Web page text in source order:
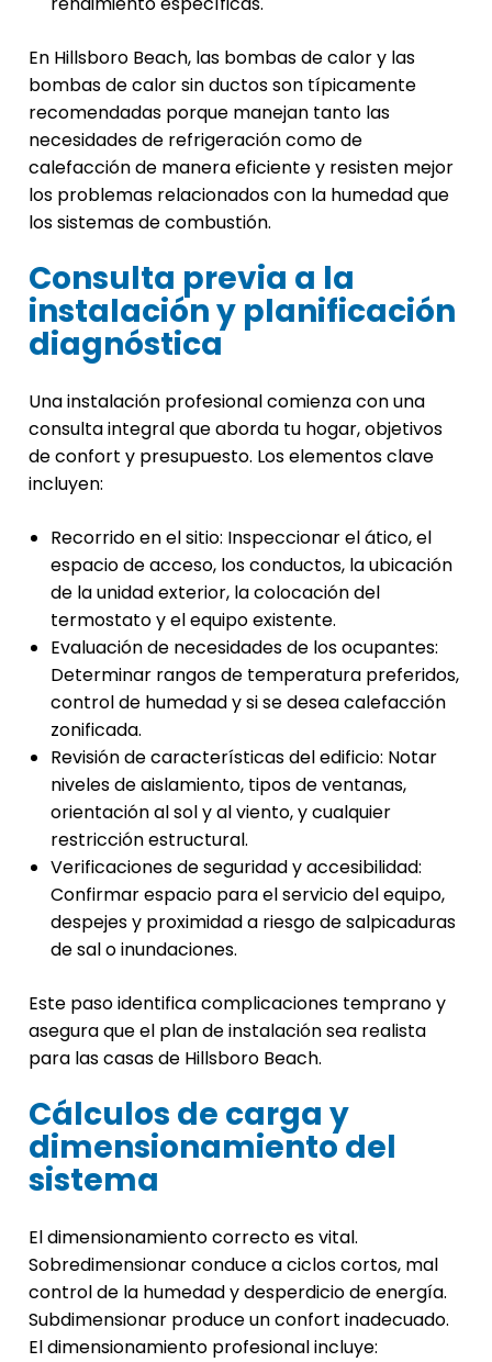
En Hillsboro Beach, las bombas de calor y las
bombas de calor sin ductos son típicamente
recomendadas porque manejan tanto las
necesidades de refrigeración como de
calefacción de manera eficiente y resisten mejor
los problemas relacionados con la humedad que
los sistemas de combustión.
Consulta previa a la
instalación y planificación
diagnóstica
Una instalación profesional comienza con una
consulta integral que aborda tu hogar, objetivos
de confort y presupuesto. Los elementos clave
incluyen:
Recorrido en el sitio: Inspeccionar el ático, el
espacio de acceso, los conductos, la ubicación
de la unidad exterior, la colocación del
termostato y el equipo existente.
Evaluación de necesidades de los ocupantes:
Determinar rangos de temperatura preferidos,
control de humedad y si se desea calefacción
zonificada.
Revisión de características del edificio: Notar
niveles de aislamiento, tipos de ventanas,
orientación al sol y al viento, y cualquier
restricción estructural.
Verificaciones de seguridad y accesibilidad:
Confirmar espacio para el servicio del equipo,
despejes y proximidad a riesgo de salpicaduras
de sal o inundaciones.
Este paso identifica complicaciones temprano y
asegura que el plan de instalación sea realista
para las casas de Hillsboro Beach.
Cálculos de carga y
dimensionamiento del
sistema
El dimensionamiento correcto es vital.
Sobredimensionar conduce a ciclos cortos, mal
control de la humedad y desperdicio de energía.
Subdimensionar produce un confort inadecuado.
El dimensionamiento profesional incluye: